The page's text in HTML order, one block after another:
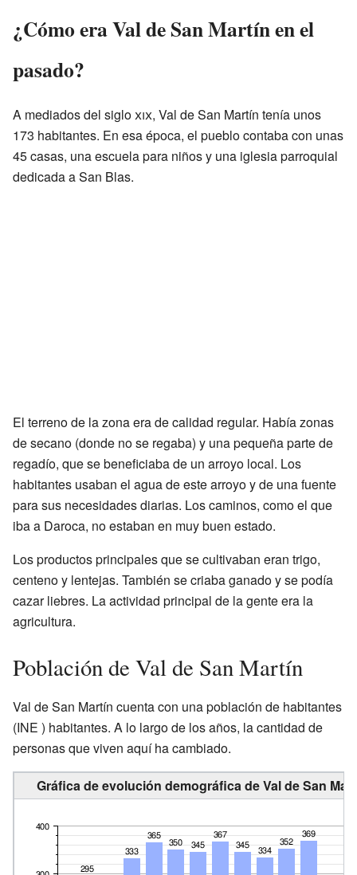
¿Cómo era Val de San Martín en el
pasado?
A mediados del sigloxix, Val de San Martín tenía unos
173 habitantes. En esa época, el pueblo contaba con unas
45 casas, una escuela para niños y una iglesia parroquial
dedicada a San Blas.
El terreno de la zona era de calidad regular. Había zonas
de secano (donde no se regaba) y una pequeña parte de
regadío, que se beneficiaba de un arroyo local. Los
habitantes usaban el agua de este arroyo y de una fuente
para sus necesidades diarias. Los caminos, como el que
iba a Daroca, no estaban en muy buen estado.
Los productos principales que se cultivaban eran trigo,
centeno y lentejas. También se criaba ganado y se podía
cazar liebres. La actividad principal de la gente era la
agricultura.
Población de Val de San Martín
Val de San Martín cuenta con una población de habitantes
(INE ) habitantes. A lo largo de los años, la cantidad de
personas que viven aquí ha cambiado.
Gráfica de evolución demográfica de Val de San